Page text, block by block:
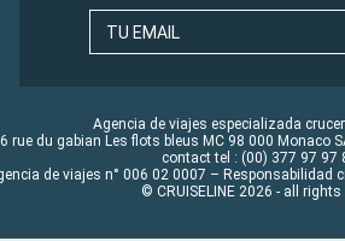
TU EMAIL
Agencia de viajes especializada
rue du gabian Les flots bleus MC 98 000 Monaco
contact tel : (00) 377 97 97
de viajes n° 006 02 0007 – Responsabilidad
© CRUISELINE 2026 - all rights